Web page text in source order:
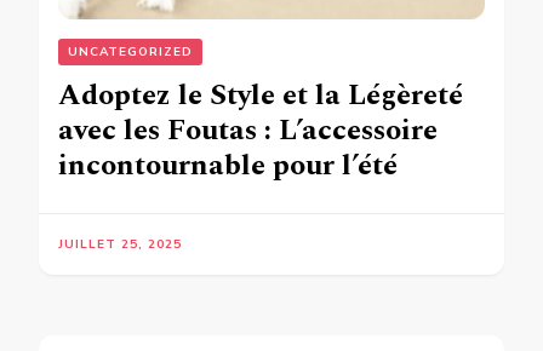
UNCATEGORIZED
Adoptez le Style et la Légèreté
avec les Foutas : L’accessoire
incontournable pour l’été
JUILLET 25, 2025